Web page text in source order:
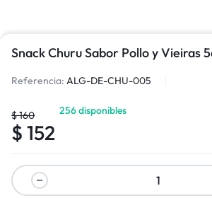
Snack Churu Sabor Pollo y Vieiras
Referencia: ALG-DE-CHU-005
$160
$ 152
256 disponibles